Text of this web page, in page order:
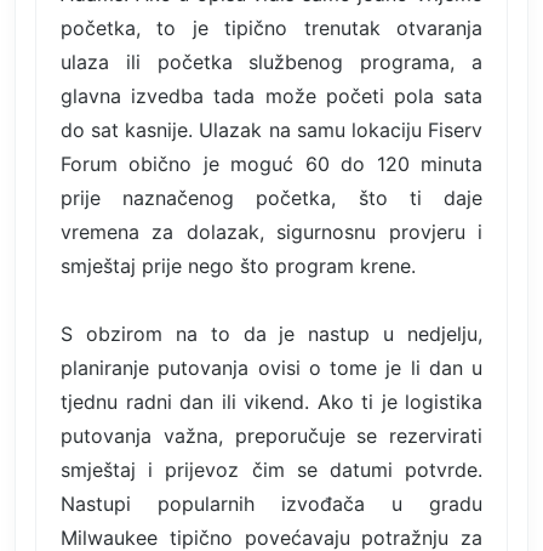
početka, to je tipično trenutak otvaranja
ulaza ili početka službenog programa, a
glavna izvedba tada može početi pola sata
do sat kasnije. Ulazak na samu lokaciju Fiserv
Forum obično je moguć 60 do 120 minuta
prije naznačenog početka, što ti daje
vremena za dolazak, sigurnosnu provjeru i
smještaj prije nego što program krene.
S obzirom na to da je nastup u nedjelju,
planiranje putovanja ovisi o tome je li dan u
tjednu radni dan ili vikend. Ako ti je logistika
putovanja važna, preporučuje se rezervirati
smještaj i prijevoz čim se datumi potvrde.
Nastupi popularnih izvođača u gradu
Milwaukee tipično povećavaju potražnju za